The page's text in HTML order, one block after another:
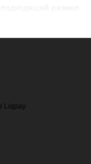
подходящий размер.
Детские ромперы
✅Как ухаживать
Большинство детских